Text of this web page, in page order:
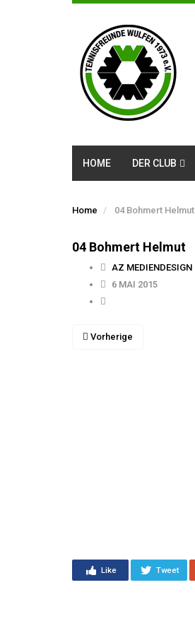
HOME DER CLUB
Home 04 Bohmert Helmut
04 Bohmert Helmut
AZ MEDIENDESIGN
6 MAI 2015
Vorherige
Like Tweet